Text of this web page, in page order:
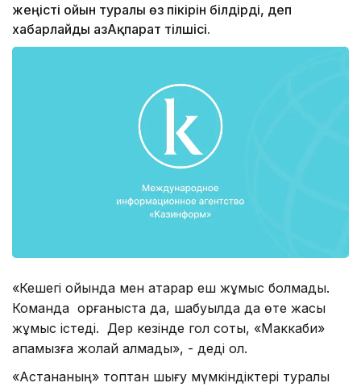
жеңісті ойын туралы өз пікірін білдірді, деп
хабарлайды ҚазАқпарат тілшісі.
«Кешегі ойында мен атқарар еш жұмыс болмады.
Команда қорғаныста да, шабуылда да өте жақсы
жұмыс істеді. Дер кезінде гол соқтық, «Маккаби»
қақпамызға жолай алмады», - деді ол.
«Астананың» топтан шығу мүмкіндіктері туралы